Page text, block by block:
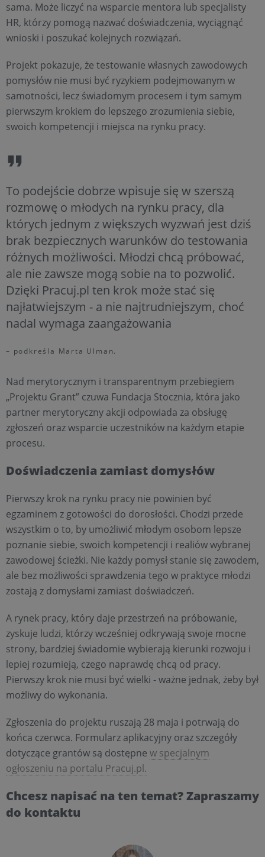
sama. Może liczyć na wsparcie mentora lub specjalisty
HR, którzy pomogą nazwać doświadczenia, wyciągnąć
wnioski i poszukać kolejnych rozwiązań.
Projekt pokazuje, że testowanie własnych zawodowych
pomysłów nie musi być ryzykiem podejmowanym w
samotności, lecz świadomym procesem i tym samym
pierwszym krokiem do lepszego zrozumienia siebie,
swoich kompetencji i miejsca na rynku pracy.
To podejście dobrze wpisuje się w szerszą
rozmowę o młodych na rynku pracy, dla
których jednym z większych wyzwań jest dziś
brak bezpiecznych warunków do testowania
różnych możliwości. Młodzi chcą próbować,
ale nie zawsze mogą sobie na to pozwolić.
Dzięki Pracuj.pl ten krok może stać się
najłatwiejszym - a nie najtrudniejszym, choć
nadal wymaga zaangażowania
– podkreśla Marta Ulman.
Nad merytorycznym i transparentnym przebiegiem
„Projektu Grant” czuwa Fundacja Stocznia, która jako
partner merytoryczny akcji odpowiada za obsługę
zgłoszeń oraz wsparcie uczestników na każdym etapie
procesu.
Doświadczenia zamiast domysłów
Pierwszy krok na rynku pracy nie powinien być
egzaminem z gotowości do dorosłości. Chodzi przede
wszystkim o to, by umożliwić młodym osobom lepsze
poznanie siebie, swoich kompetencji i realiów wybranej
zawodowej ścieżki. Nie każdy pomysł stanie się zawodem,
ale bez możliwości sprawdzenia tego w praktyce młodzi
zostają z domysłami zamiast doświadczeń.
A rynek pracy, który daje przestrzeń na próbowanie,
zyskuje ludzi, którzy wcześniej odkrywają swoje mocne
strony, bardziej świadomie wybierają kierunki rozwoju i
lepiej rozumieją, czego naprawdę chcą od pracy.
Pierwszy krok nie musi być wielki - ważne jednak, żeby był
możliwy do wykonania.
Zgłoszenia do projektu ruszają 28 maja i potrwają do
końca czerwca. Formularz aplikacyjny oraz szczegóły
dotyczące grantów są dostępne w specjalnym
ogłoszeniu na portalu Pracuj.pl.
Chcesz napisać na ten temat? Zapraszamy
do kontaktu